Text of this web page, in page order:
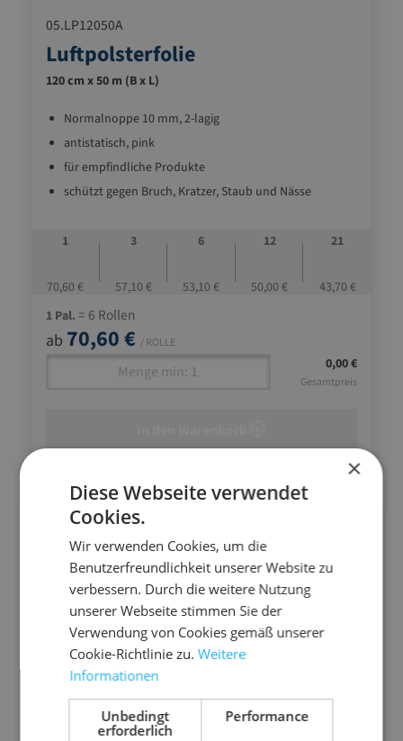
05.LP12050A
Luftpolsterfolie
120 cm x 50 m (B x L)
Normalnoppe 10 mm, 2-lagig
antistatisch, pink
für empfindliche Produkte
schützt gegen Bruch, Kratzer, Staub und Nässe
1
70,60 €
3
57,10 €
6
53,10 €
12
50,00 €
21
43,70 €
1 Pal. = 6 Rollen
ab 70,60 € / ROLLE
0,00 €
Gesamtpreis
×
Diese Webseite verwendet
Cookies.
Wir verwenden Cookies, um die
Benutzerfreundlichkeit unserer Website zu
verbessern. Durch die weitere Nutzung
unserer Webseite stimmen Sie der
Verwendung von Cookies gemäß unserer
Cookie-Richtlinie zu.Weitere
Informationen
Unbedingt
erforderlich
Performance